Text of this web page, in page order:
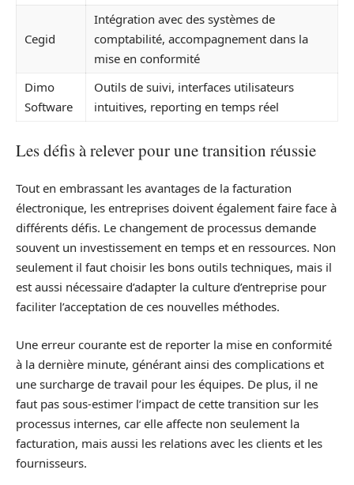
Cegid
Intégration avec des systèmes de
comptabilité, accompagnement dans la
mise en conformité
Dimo
Software
Outils de suivi, interfaces utilisateurs
intuitives, reporting en temps réel
Les défis à relever pour une transition réussie
Tout en embrassant les avantages de la facturation
électronique, les entreprises doivent également faire face à
différents défis. Le changement de processus demande
souvent un investissement en temps et en ressources. Non
seulement il faut choisir les bons outils techniques, mais il
est aussi nécessaire d’adapter la culture d’entreprise pour
faciliter l’acceptation de ces nouvelles méthodes.
Une erreur courante est de reporter la mise en conformité
à la dernière minute, générant ainsi des complications et
une surcharge de travail pour les équipes. De plus, il ne
faut pas sous-estimer l’impact de cette transition sur les
processus internes, car elle affecte non seulement la
facturation, mais aussi les relations avec les clients et les
fournisseurs.